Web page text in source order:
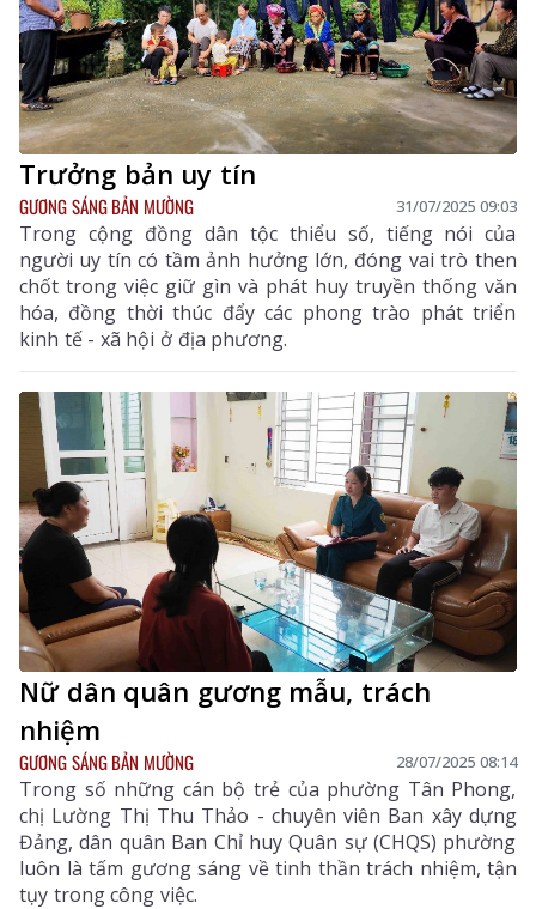
Trưởng bản uy tín
GƯƠNG SÁNG BẢN MƯỜNG 31/07/2025 09:03
Trong cộng đồng dân tộc thiểu số, tiếng nói của
người uy tín có tầm ảnh hưởng lớn, đóng vai trò then
chốt trong việc giữ gìn và phát huy truyền thống văn
hóa, đồng thời thúc đẩy các phong trào phát triển
kinh tế - xã hội ở địa phương.
Nữ dân quân gương mẫu, trách
nhiệm
GƯƠNG SÁNG BẢN MƯỜNG 28/07/2025 08:14
Trong số những cán bộ trẻ của phường Tân Phong,
chị Lường Thị Thu Thảo - chuyên viên Ban xây dựng
Đảng, dân quân Ban Chỉ huy Quân sự (CHQS) phường
luôn là tấm gương sáng về tinh thần trách nhiệm, tận
tụy trong công việc.